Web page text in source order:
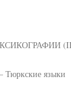
(II
языки